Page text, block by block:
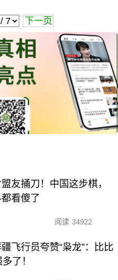
下一页
友捅刀！中国这步棋，
看傻了
阅读 34922
飞行员夸赞“枭龙”：比比
了！